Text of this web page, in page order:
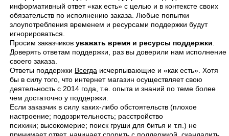
информативный ответ «как есть» с целью и в контексте своих
обязательств по исполнению заказа. Любые попытки
злоупотребления временем и ресурсами поддержки будут
игнорироваться.
Просим заказчиков уважать время и ресурсы поддержки
Доверять ответам поддержки, раз вы доверили нам исполнение
своего заказа.
Ответы поддержки Всегда исчерпывающие и «как есть». Хотя
бы в силу того, что интернет магазин осуществляет свою
деятельность с 2014 года, т.е. опыта и знаний по теме более
чем достаточно у поддержки.
Если заказчик в силу каких-либо обстоятельств (плохое
настроение; подозрительность; расстройство
психики; высокомерие; поиск груши для битья и т.п.) не